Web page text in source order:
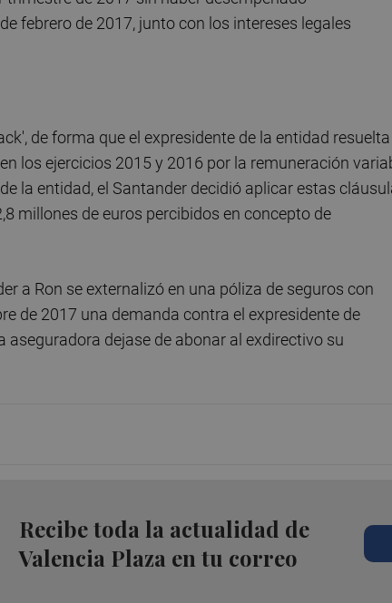
febrero de 2017, junto con los intereses legales
de forma que el expresidente de la entidad resuelta
los ejercicios 2015 y 2016 por la remuneración
la entidad, el Santander decidió aplicar estas
millones de euros percibidos en concepto de
a Ron se externalizó en una póliza de seguros con
de 2017 una demanda contra el expresidente de
aseguradora dejase de abonar al exdirectivo su
Recibe toda la actualidad de
Valencia Plaza en tu correo